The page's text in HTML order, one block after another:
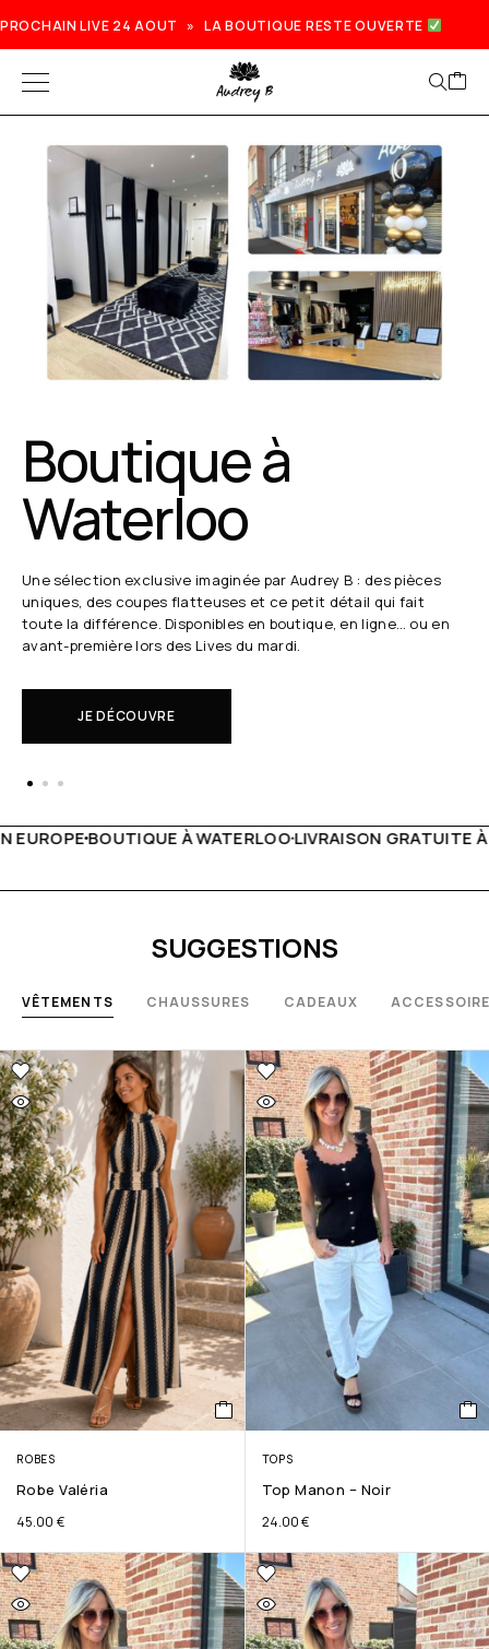
PROCHAIN LIVE 24 AOUT » LA BOUTIQUE RESTE OUVERTE
Boutique à
Waterloo
Une sélection exclusive imaginée par Audrey B : des pièces
uniques, des coupes flatteuses et ce petit détail qui fait
toute la différence. Disponibles en boutique, en ligne… ou en
avant-première lors des Lives du mardi.
JE DÉCOUVRE
LIVRAISON GRATUITE À PARTIR DE 150€LIVE
SUGGESTIONS
VÊTEMENTS CHAUSSURES CADEAUX
ROBES
Robe Valéria
45.00 €
TOPS
Top Manon – Noir
24.00€